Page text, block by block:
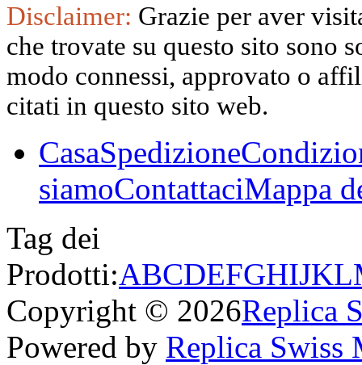
Disclaimer: Grazie per aver
che trovate su questo sito sono
modo connessi, approvato o
citati in questo sito web.
CasaSpedizione
siamoContattaciMappa
Tag dei
Prodotti:ABCDEFGHIJKL
Copyright © 2026Replica
Powered by Replica Swiss